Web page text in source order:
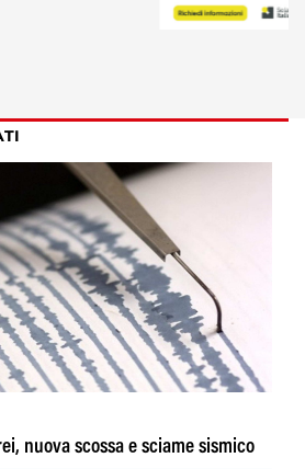
nuova scossa e sciame sismico